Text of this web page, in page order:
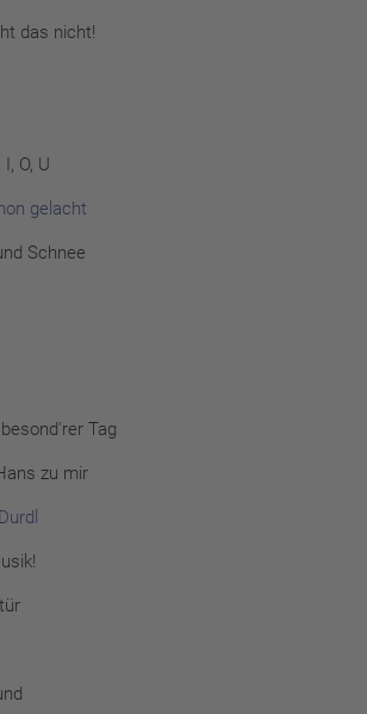
das nicht!
O, U
gelacht
Schnee
Tag
zu mir